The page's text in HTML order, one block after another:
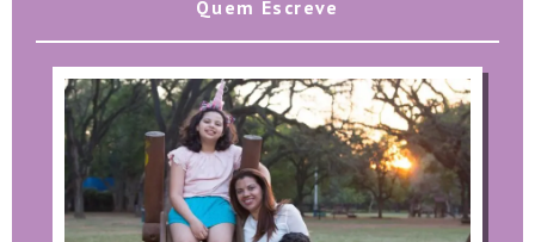
Quem Escreve